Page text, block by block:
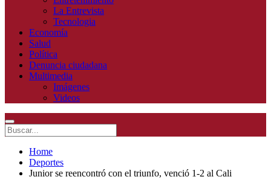
La Entrevista
Tecnologia
Economía
Salud
Política
Denuncia ciudadana
Multimedia
Imágenes
Videos
Home
Deportes
Junior se reencontró con el triunfo, venció 1-2 al Cali